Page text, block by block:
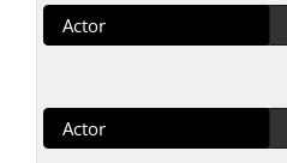
Actor
Actor